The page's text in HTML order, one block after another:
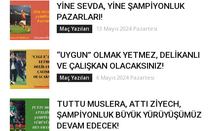
YİNE SEVDA, YİNE ŞAMPİYONLUK
PAZARLARI!
Maç Yazıları 13 Mayıs 2024 Pazartesi
“UYGUN” OLMAK YETMEZ, DELİKANLI
VE ÇALIŞKAN OLACAKSINIZ!
Maç Yazıları 6 Mayıs 2024 Pazartesi
TUTTU MUSLERA, ATTI ZİYECH,
ŞAMPİYONLUK BÜYÜK YÜRÜYÜŞÜMÜZ
DEVAM EDECEK!